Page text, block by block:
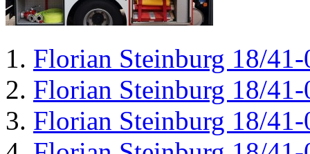
Florian Steinburg 18/41-
Florian Steinburg 18/41-
Florian Steinburg 18/41-